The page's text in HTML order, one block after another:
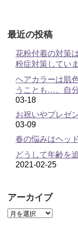
最近の投稿
花粉付着の対策
粉症対策してい
ヘアカラーは肌
うことも…。自
03-18
お祝いやプレゼ
03-09
春の悩みはヘッ
どうして年齢を
2021-02-25
アーカイブ